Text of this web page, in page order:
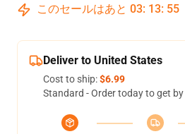
このセールはあと 03: 13: 54
Deliver to United States
Cost to ship:$6.99
Standard - Order today to get by